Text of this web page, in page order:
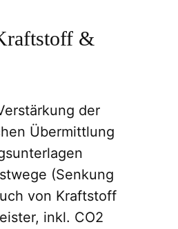
&
der
Übermittlung
(Senkung
von Kraftstoff
inkl. CO2